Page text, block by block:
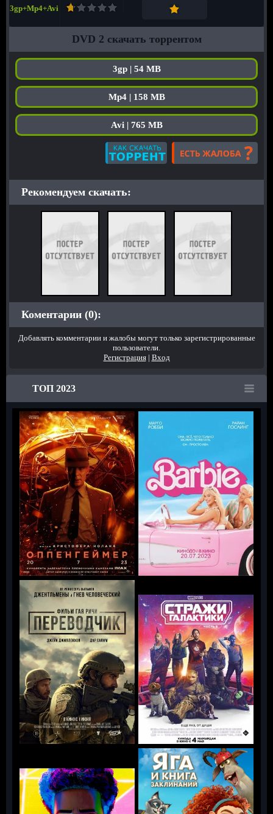
3gp+Mp4+Avi
DVD 2 скачать торрентом
3gp | 54 MB
Mp4 | 158 MB
Avi | 765 MB
Рекомендуем скачать:
Коментарии (0):
Добавлять комментарии и жалобы могут только зарегистрированные
пользователи.
Регистрация| Вход
ТОП 2023